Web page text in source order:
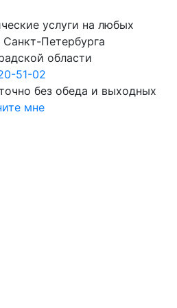
услуги на любых
Санкт-Петербурга
области
51-02
без обеда и выходных
мне